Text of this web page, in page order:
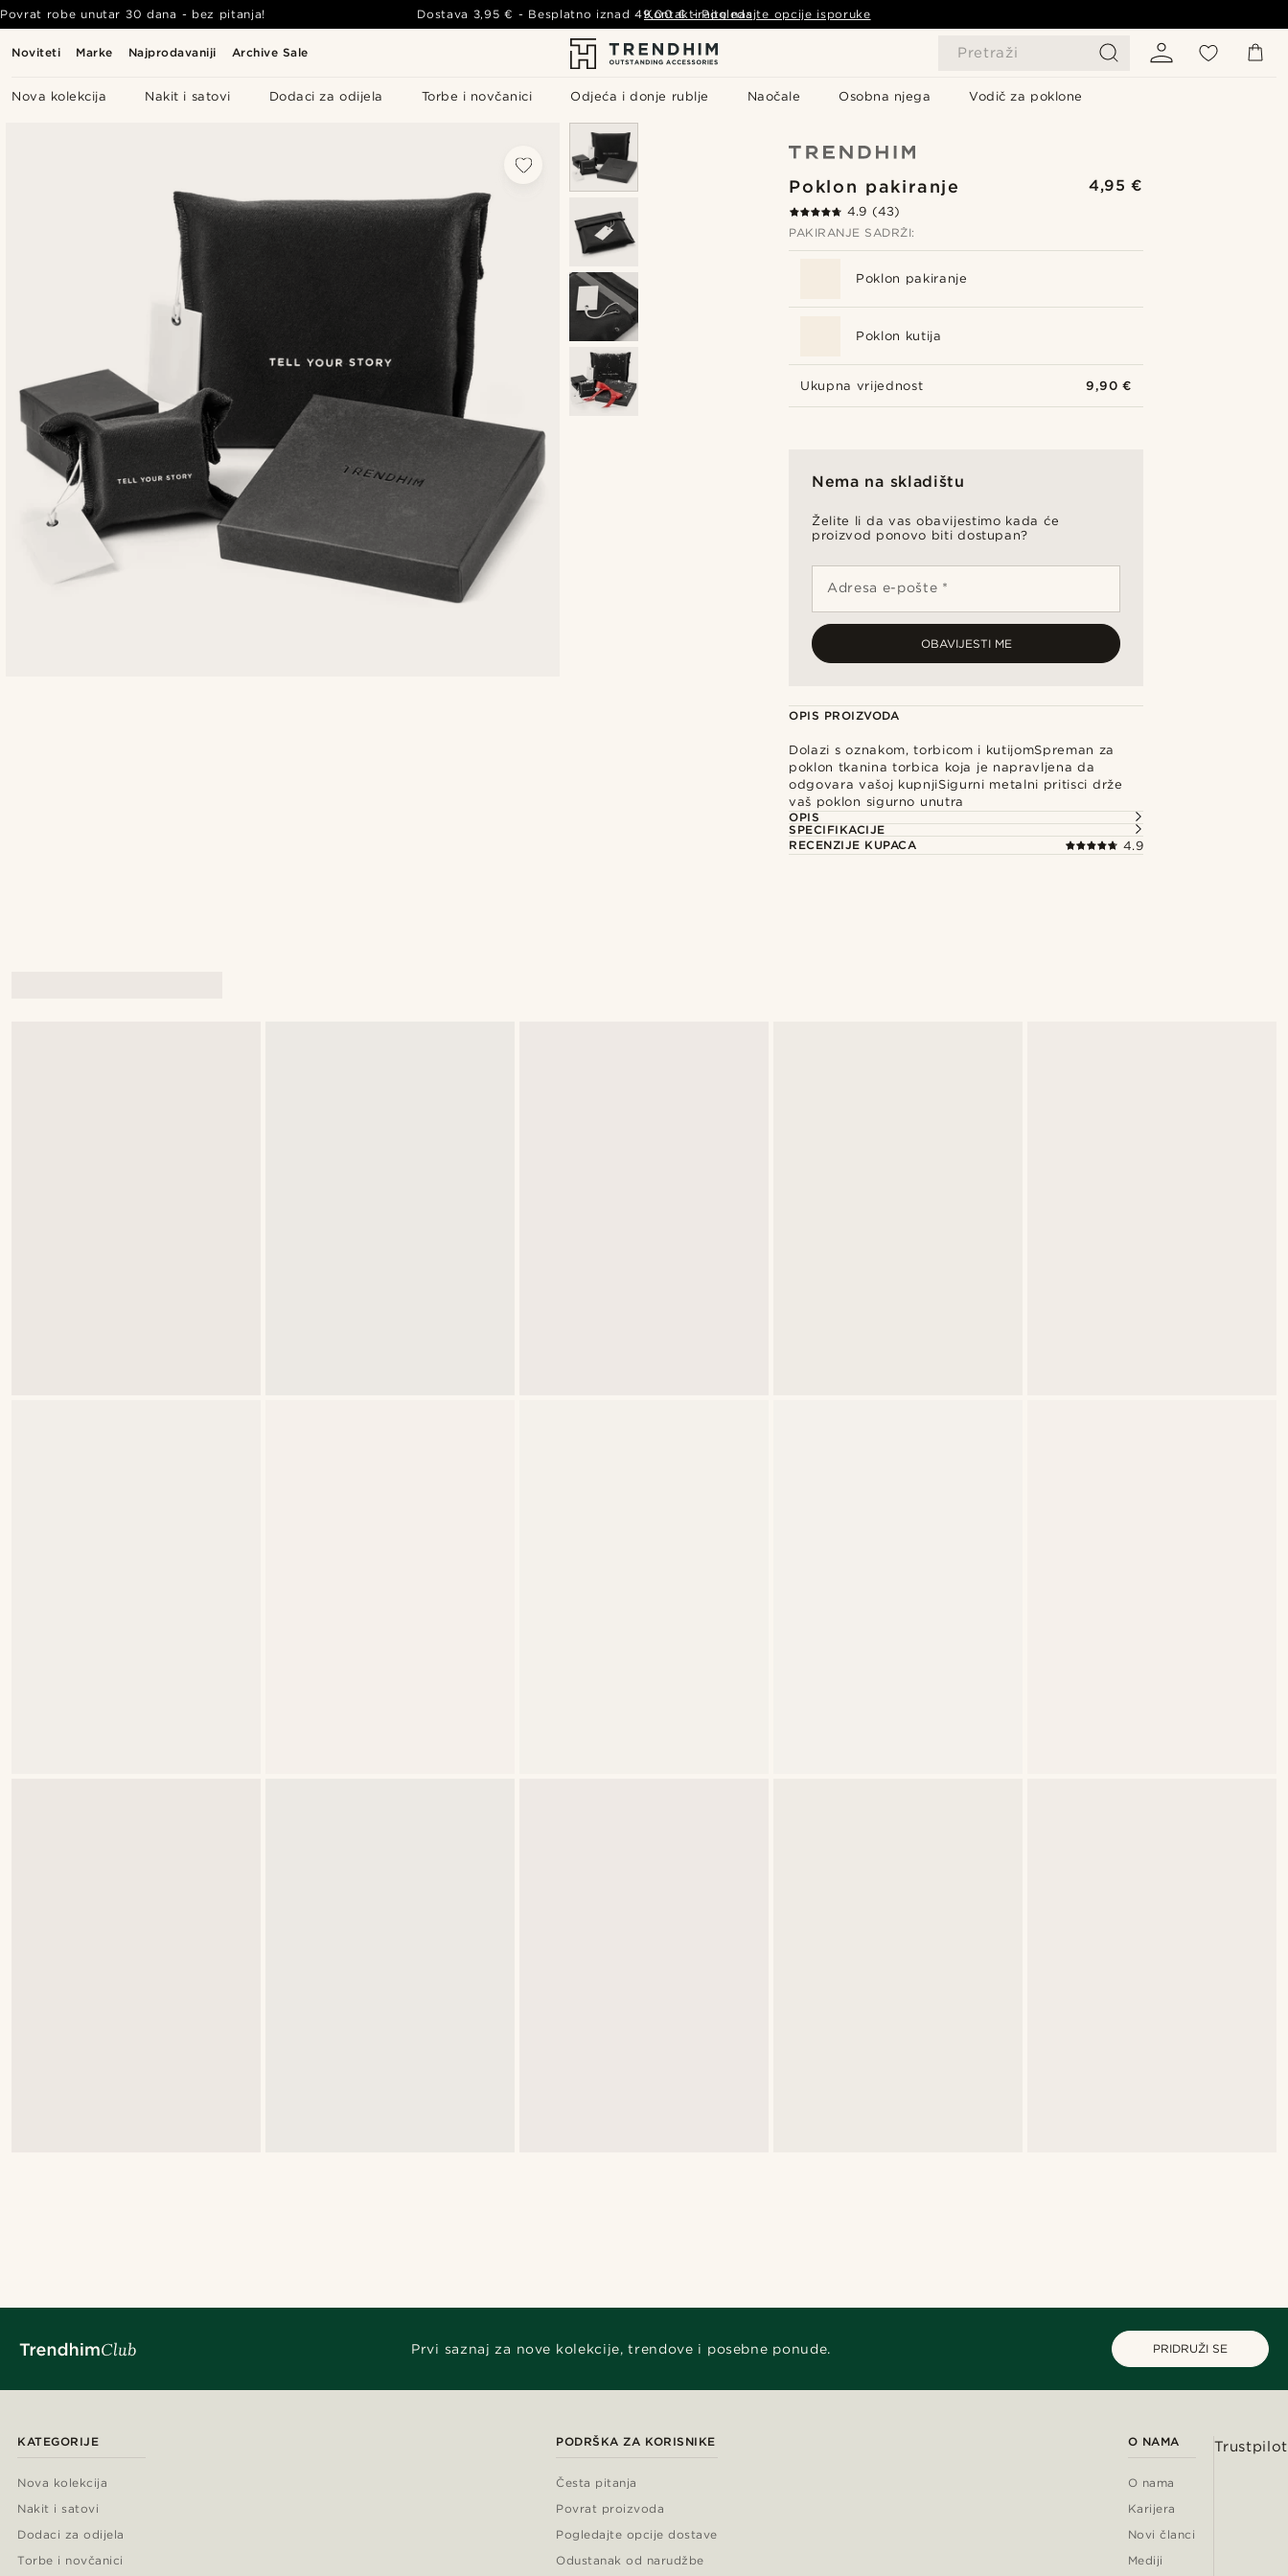
Noviteti Marke Najprodavaniji Archive Sale Pretraži
Nova kolekcija Nakit i satovi Dodaci za odijela Torbe i novčanici Odjeća i donje rublje Naočale Osobna njega Vodič za poklone
Povrat robe unutar 30 dana - bez pitanja! Dostava 3,95 € - Besplatno iznad49,00 € - Pogledajte opcije isporuke
Kontaktirajte nas
Poklon pakiranje 4,95 €
4.9 (43)
PAKIRANJE SADRŽI:
Poklon pakiranje
Poklon kutija
Ukupna vrijednost 9,90 €
Nema na skladištu
Želite li da vas obavijestimo kada će
proizvod ponovo biti dostupan?
Adresa e-pošte *
OBAVIJESTI ME
OPIS PROIZVODA
Dolazi s oznakom, torbicom i kutijomSpreman za
poklon tkanina torbica koja je napravljena da
odgovara vašoj kupnjiSigurni metalni pritisci drže
vaš poklon sigurno unutra
OPIS
SPECIFIKACIJE
RECENZIJE KUPACA
4.9
Prvi saznaj za nove kolekcije, trendove i posebne ponude. PRIDRUŽI SE
KATEGORIJE
Nova kolekcija
Nakit i satovi
Dodaci za odijela
Torbe i novčanici
PODRŠKA ZA KORISNIKE
Česta pitanja
Povrat proizvoda
Pogledajte opcije dostave
Odustanak od narudžbe
O NAMA
O nama
Karijera
Novi članci
Mediji
Trustpilot